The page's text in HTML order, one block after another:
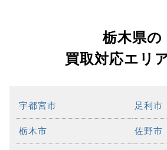
栃木県の
買取対応エリ
宇都宮市 足利市
栃木市 佐野市